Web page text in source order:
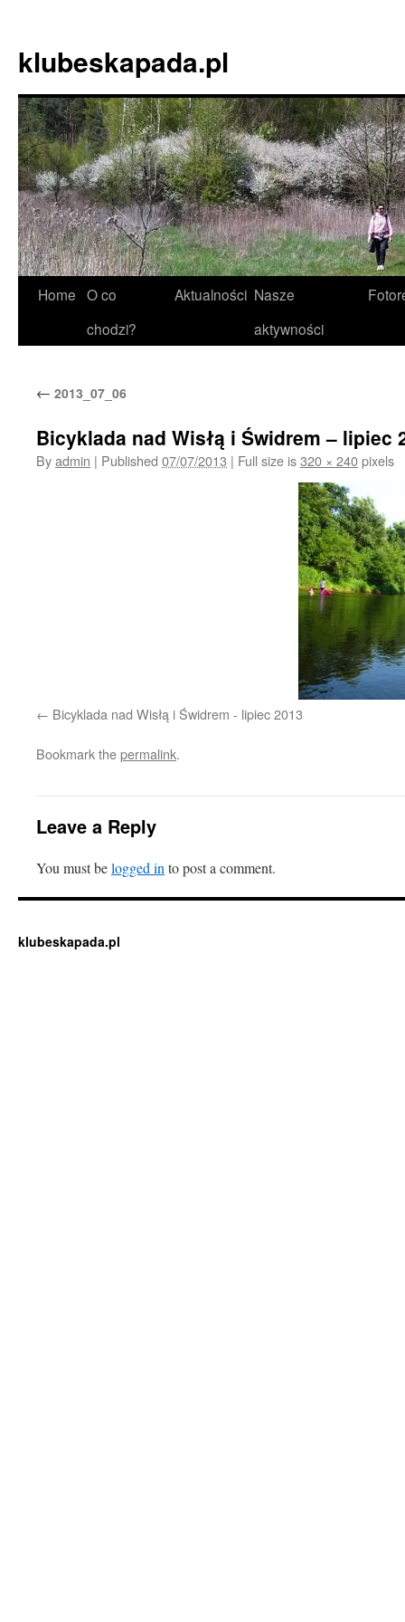
content
klubeskapada.pl
Home O co
chodzi?
Aktualności Nasze
aktywności
← 2013_07_06
Bicyklada nad Wisłą i Świdrem – lipiec
Byadmin | Published 07/07/2013 | Full size is320 × 240pixels
Bicyklada nad Wisłą i Świdrem - lipiec 2013
Bookmark thepermalink.
Leave a Reply
You must belogged in to post a comment.
klubeskapada.pl